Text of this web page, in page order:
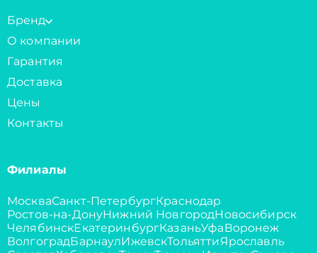
Бренд
О компании
Гарантия
Доставка
Цены
Контакты
Филиалы
МоскваСанкт-ПетербургКраснодар
Ростов-на-ДонуНижний НовгородНовосибирск
ЧелябинскЕкатеринбургКазаньУфаВоронеж
ВолгоградБарнаулИжевскТольяттиЯрославль